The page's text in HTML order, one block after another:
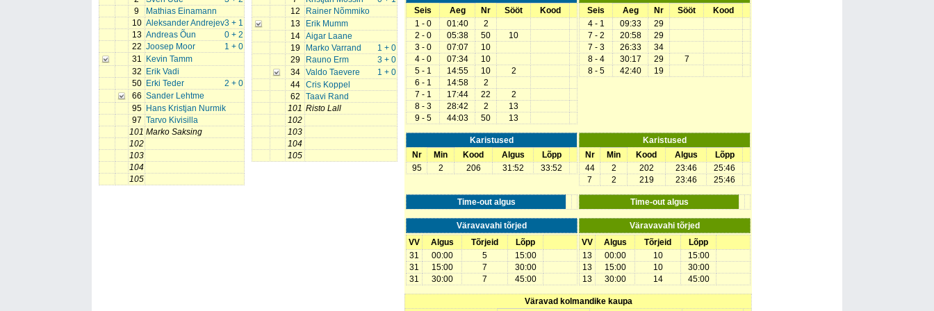
9
Mathias Einamann
10
3 + 1
Aleksander Andrejev
13
0 + 2
Andreas Õun
22
1 + 0
Joosep Moor
31
Kevin Tamm
32
Erik Vadi
50
2 + 0
Erki Teder
66 Sander Lehtme
95
Hans Kristjan Nurmik
97 Tarvo Kivisilla
101 Marko Saksing
102
103
104
105
12
Rainer Nõmmiko
13
Erik Mumm
14
Aigar Laane
19
1 + 0
Marko Varrand
29
3 + 0
Rauno Erm
34
1 + 0
Valdo Taevere
44
Cris Koppel
62
Taavi Rand
101 Risto Lall
102
103
104
105
Seis
Aeg Nr Sööt
Kood
1 - 0
01:40
2
2 - 0
05:38 50
10
3 - 0
07:07
10
4 - 0
07:34
10
5 - 1
14:55 10
2
6 - 1
14:58
2
7 - 1
17:44 22
2
8 - 3
28:42 2
13
9 - 5
44:03 50 13
Seis
Aeg Nr Sööt
Kood
4 - 1
09:33
29
7 - 2
20:58
29
7 - 3
26:33
34
8 - 4
30:17 29
7
8 - 5
42:40 19
Karistused
Nr
Min Kood Algus
Lõpp
95
2 206 31:52 33:52
Karistused
Nr
Min Kood Algus
Lõpp
44
2 202 23:46
25:46
7
2 219 23:46 25:46
Time-out algus Time-out algus
Väravavahi tõrjed
Väravavahi tõrjed
VV
Algus Tõrjeid
Lõpp
31
00:00 5
15:00
31
15:00 7
30:00
31
30:00 7 45:00
VV Algus Tõrjeid
Lõpp
13
00:00 10
15:00
13
15:00 10
30:00
13
30:00 14 45:00
Väravad kolmandike kaupa